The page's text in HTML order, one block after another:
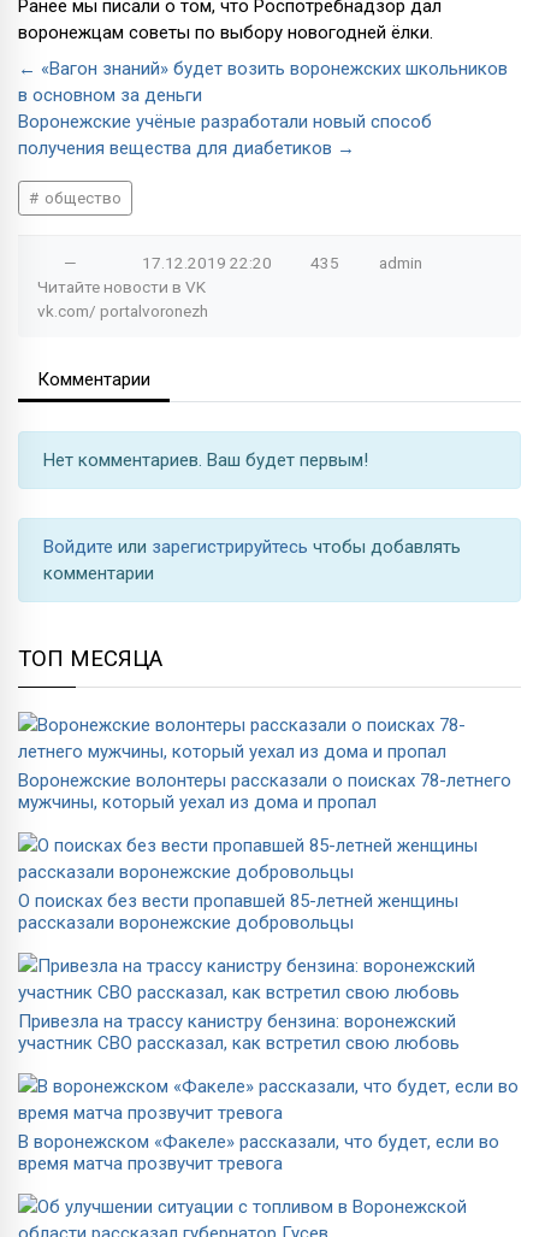
Ранее мы писали о том, что Роспотребнадзор дал
воронежцам советы по выбору новогодней ёлки.
← «Вагон знаний» будет возить воронежских школьников
в основном за деньги
Воронежские учёные разработали новый способ
получения вещества для диабетиков →
общество
— 17.12.2019 22:20 435
admin
Читайте новости в VK
vk.com/ portalvoronezh
Комментарии
Нет комментариев. Ваш будет первым!
Войдите или зарегистрируйтесь чтобы добавлять
комментарии
ТОП МЕСЯЦА
Воронежские волонтеры рассказали о поисках 78-летнего
мужчины, который уехал из дома и пропал
О поисках без вести пропавшей 85-летней женщины
рассказали воронежские добровольцы
Привезла на трассу канистру бензина: воронежский
участник СВО рассказал, как встретил свою любовь
В воронежском «Факеле» рассказали, что будет, если во
время матча прозвучит тревога